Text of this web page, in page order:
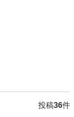
投稿36件